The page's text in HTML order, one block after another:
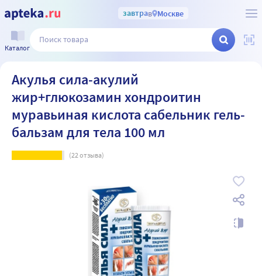
завтрав Москве
Каталог
Акулья сила-акулий
жир+глюкозамин хондроитин
муравьиная кислота сабельник гель-
бальзам для тела 100 мл
(22отзыва)